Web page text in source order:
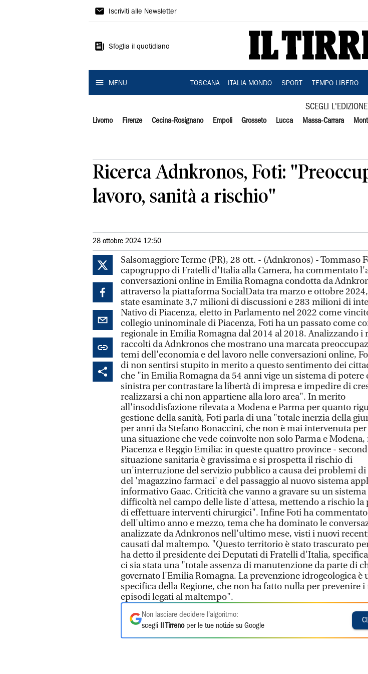
Il
Iscriviti alle Newsletter
Sfoglia il quotidiano
MENU TOSCANA ITALIA MONDO SPORT TEMPO LIBERO
SCEGLI L'EDIZIONE
Livorno Firenze Cecina-Rosignano Empoli Grosseto Lucca Massa-Carrara
Ricerca Adnkronos, Foti:
lavoro, sanità a rischio"
28 ottobre 2024 12:50
Salsomaggiore Terme (PR), 28 ott. - (Adnkronos) - Tommaso
capogruppo di Fratelli d'Italia alla Camera, ha commentato
conversazioni online in Emilia Romagna condotta da
attraverso la piattaforma SocialData tra marzo e ottobre
state esaminate 3,7 milioni di discussioni e 283 milioni di
Nativo di Piacenza, eletto in Parlamento nel 2022 come
collegio uninominale di Piacenza, Foti ha un passato come
regionale in Emilia Romagna dal 2014 al 2018. Analizzando i
raccolti da Adnkronos che mostrano una marcata
temi dell'economia e del lavoro nelle conversazioni online,
di non sentirsi stupito in merito a questo sentimento dei
che "in Emilia Romagna da 54 anni vige un sistema di potere
sinistra per contrastare la libertà di impresa e impedire di
realizzarsi a chi non appartiene alla loro area". In merito
all'insoddisfazione rilevata a Modena e Parma per quanto
gestione della sanità, Foti parla di una "totale inerzia della
per anni da Stefano Bonaccini, che non è mai intervenuta
una situazione che vede coinvolte non solo Parma e Modena,
Piacenza e Reggio Emilia: in queste quattro province -
situazione sanitaria è gravissima e si prospetta il rischio di
un'interruzione del servizio pubblico a causa dei problemi di
del 'magazzino farmaci' e del passaggio al nuovo sistema
informativo Gaac. Criticità che vanno a gravare su un
difficoltà nel campo delle liste d'attesa, mettendo a rischio la
di effettuare interventi chirurgici". Infine Foti ha
dell'ultimo anno e mezzo, tema che ha dominato le
analizzate da Adnkronos nell'ultimo mese, visti i nuovi
causati dal maltempo. "Questo territorio è stato trascurato
ha detto il presidente dei Deputati di Fratelli d'Italia,
ci sia stata una "totale assenza di manutenzione da parte di
governato l'Emilia Romagna. La prevenzione idrogeologica è
specifica della Regione, che non ha fatto nulla per prevenire i
episodi legati al maltempo".
Non lasciare decidere l'algoritmo:
scegli
Il Tirrenoper le tue notizie su Google